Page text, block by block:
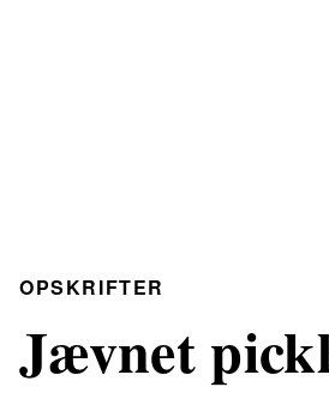
OPSKRIFTER
Jævnet